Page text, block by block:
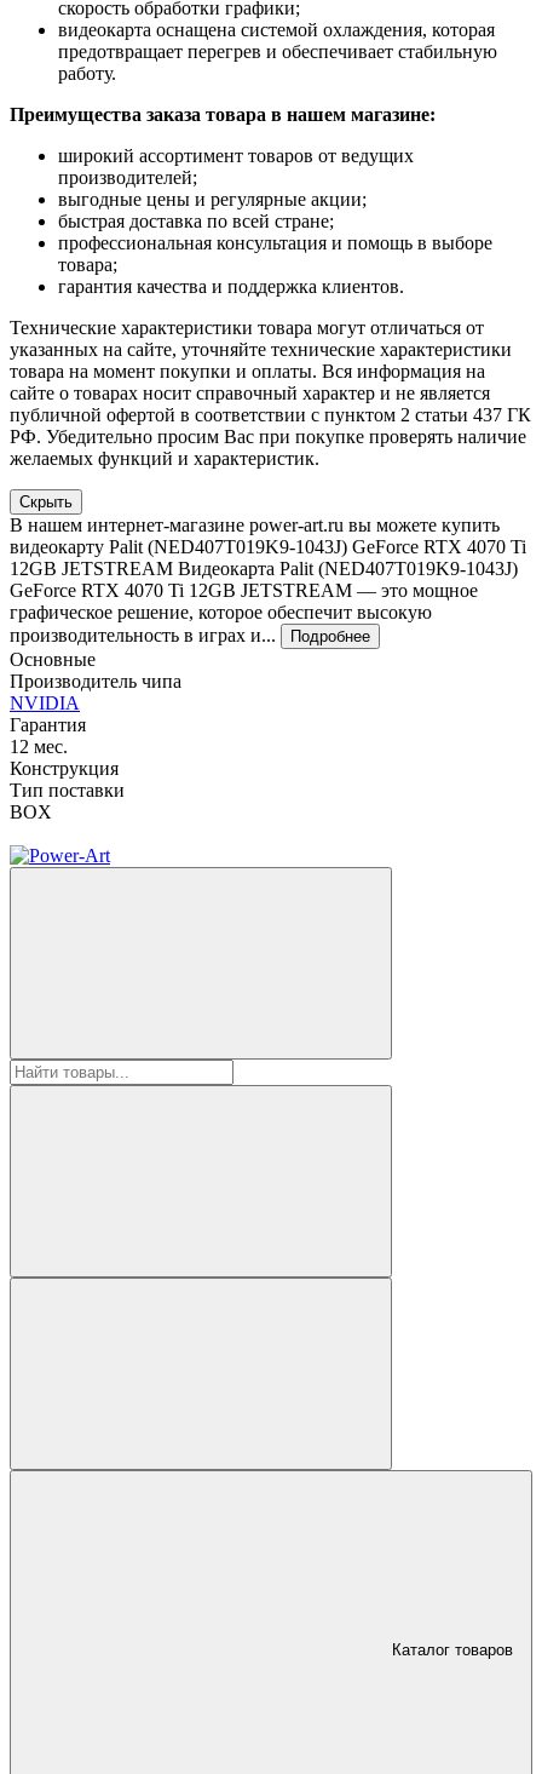
скорость обработки графики;
видеокарта оснащена системой охлаждения, которая
предотвращает перегрев и обеспечивает стабильную
работу.
Преимущества заказа товара в нашем магазине:
широкий ассортимент товаров от ведущих
производителей;
выгодные цены и регулярные акции;
быстрая доставка по всей стране;
профессиональная консультация и помощь в выборе
товара;
гарантия качества и поддержка клиентов.
Технические характеристики товара могут отличаться от
указанных на сайте, уточняйте технические характеристики
товара на момент покупки и оплаты. Вся информация на
сайте о товарах носит справочный характер и не является
публичной офертой в соответствии с пунктом 2 статьи 437 ГК
РФ. Убедительно просим Вас при покупке проверять наличие
желаемых функций и характеристик.
Скрыть
В нашем интернет-магазине power-art.ru вы можете купить
видеокарту Palit (NED407T019K9-1043J) GeForce RTX 4070 Ti
12GB JETSTREAM Видеокарта Palit (NED407T019K9-1043J)
GeForce RTX 4070 Ti 12GB JETSTREAM — это мощное
графическое решение, которое обеспечит высокую
производительность в играх и...
Подробнее
Основные
Производитель чипа
NVIDIA
Гарантия
12 мес.
Конструкция
Тип поставки
BOX
Каталог товаров